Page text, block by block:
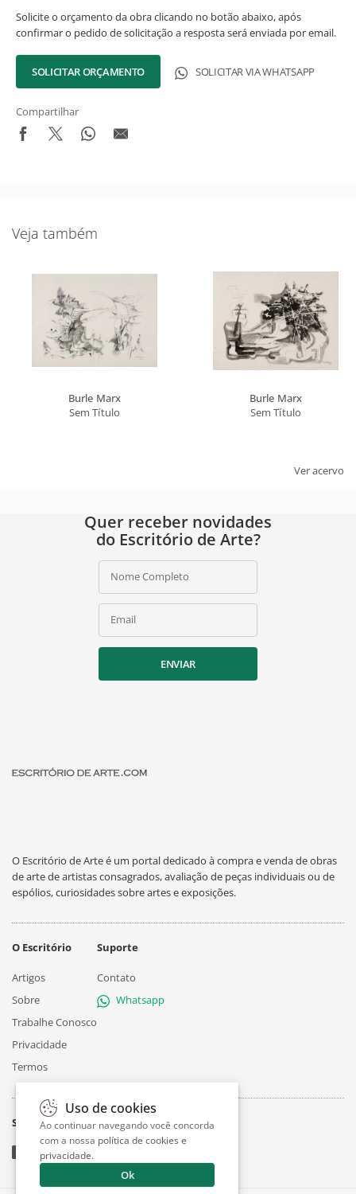
Solicite o orçamento da obra clicando no botão abaixo, após
confirmar o pedido de solicitação a resposta será enviada por email.
SOLICITAR ORÇAMENTO SOLICITAR VIA WHATSAPP
Compartilhar
Veja também
Burle Marx
Sem Título
Burle Marx
Sem Título
Ver acervo
Quer receber novidades
do Escritório de Arte?
Nome Completo
Email
ENVIAR
O Escritório de Arte é um portal dedicado à compra e venda de obras
de arte de artistas consagrados, avaliação de peças individuais ou de
espólios, curiosidades sobre artes e exposições.
O Escritório
Artigos
Sobre
Trabalhe Conosco
Privacidade
Termos
Suporte
Contato
Whatsapp
Siga
Uso de cookies
Ao continuar navegando você concorda
com a nossa política de cookies e
privacidade.
Ok